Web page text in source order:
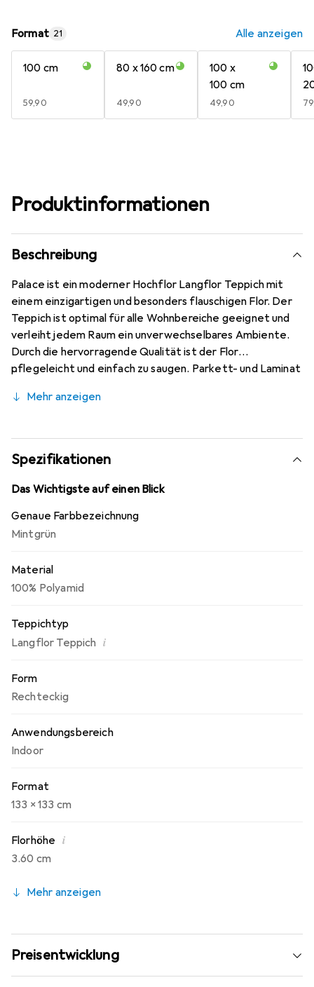
Format 21 Alle anzeigen
100 cm
EUR
59,90
80 x 160 cm
EUR
49,90
100 x
100 cm
EUR
49,90
Produktinformationen
Beschreibung
Palace ist ein moderner Hochflor Langflor Teppich mit
einem einzigartigen und besonders flauschigen Flor. Der
Teppich ist optimal für alle Wohnbereiche geeignet und
verleiht jedem Raum ein unverwechselbares Ambiente.
Durch die hervorragende Qualität ist der Flor
pflegeleicht und einfach zu saugen. Parkett- und Laminat
oder Flusen.
Mehr anzeigen
Spezifikationen
Das Wichtigste auf einen Blick
Genaue Farbbezeichnung
Mintgrün
Material
100% Polyamid
Teppichtyp
Langflor Teppich i
Form
Rechteckig
Anwendungsbereich
Indoor
Format
133 x 133 cm
Florhöhe i
3.60 cm
Mehr anzeigen
Preisentwicklung